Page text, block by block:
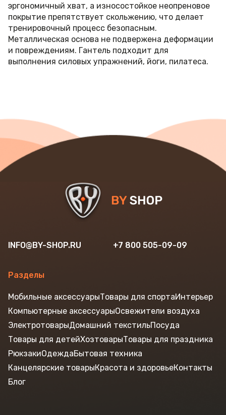
эргономичный хват, а износостойкое неопреновое
покрытие препятствует скольжению, что делает
тренировочный процесс безопасным.
Металлическая основа не подвержена деформации
и повреждениям. Гантель подходит для
выполнения силовых упражнений, йоги, пилатеса.
INFO@BY-SHOP.RU +7 800 505-09-09
Разделы
Мобильные аксессуарыТовары для спортаИнтерьер
Компьютерные аксессуарыОсвежители воздуха
ЭлектротоварыДомашний текстильПосуда
Товары для детейХозтоварыТовары для праздника
РюкзакиОдеждаБытовая техника
Канцелярские товарыКрасота и здоровьеКонтакты
Блог